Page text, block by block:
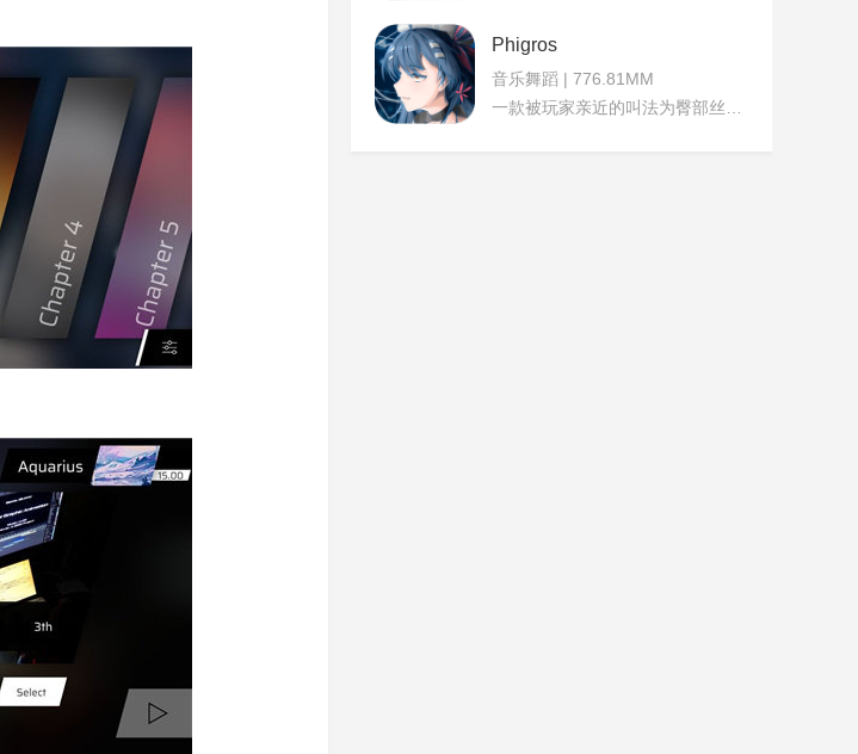
Phigros
音乐舞蹈 | 776.81MM